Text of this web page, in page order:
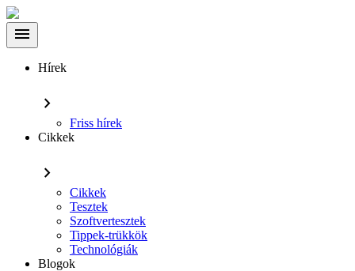
Skip
to
main
menu
Hírek
chevron_right
Friss hírek
Cikkek
chevron_right
Cikkek
Tesztek
Szoftvertesztek
Tippek-trükkök
Technológiák
Blogok